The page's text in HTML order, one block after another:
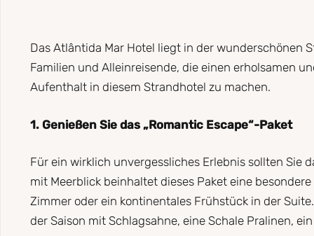
Das Atlântida Mar Hotel liegt in der wunderschönen
Familien und Alleinreisende, die einen erholsamen
Aufenthalt in diesem Strandhotel zu machen.
1. Genießen Sie das „Romantic Escape“-Paket
Für ein wirklich unvergessliches Erlebnis sollten Sie
mit Meerblick beinhaltet dieses Paket eine
Zimmer oder ein kontinentales Frühstück in der
der Saison mit Schlagsahne, eine Schale Pralinen,